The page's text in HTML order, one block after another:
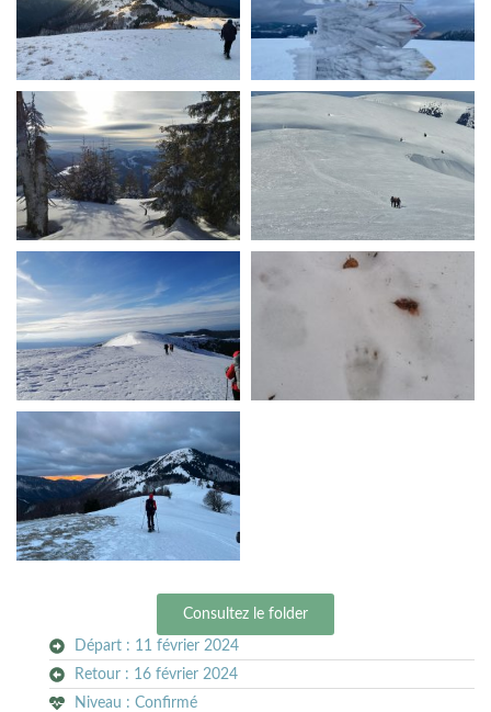
Départ : 11 février 2024
Retour : 16 février 2024
Niveau : Confirmé
Consultez le folder